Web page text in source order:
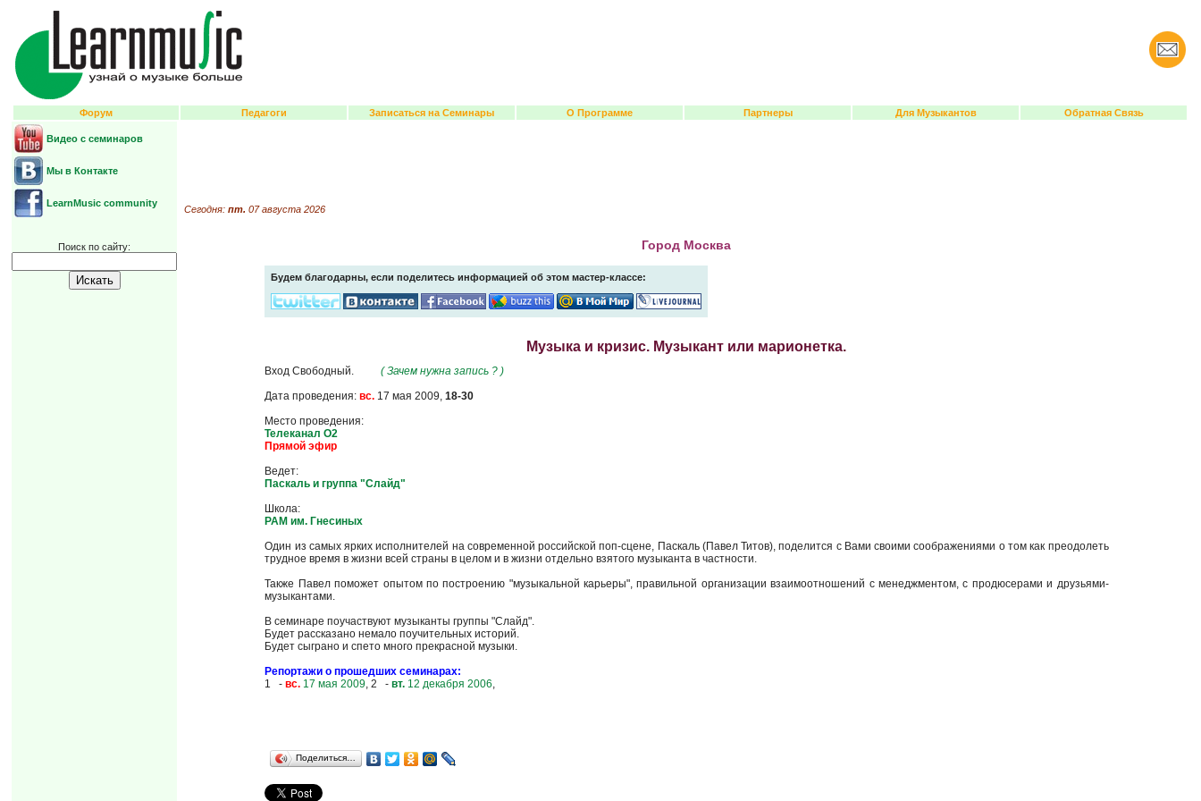
Форум Педагоги Записаться на Семинары О Программе Партнеры Для Музыкантов Обратная Связь
Видео с семинаров
Мы в Контакте
LearnMusic community
Поиск по сайту:
Сегодня:пт. 07 августа 2026
Город Москва
Будем благодарны, если поделитесь информацией об этом мастер-классе:
Музыка и кризис. Музыкант или марионетка.
Вход Свободный.( Зачем нужна запись ? )
Дата проведения:вс. 17 мая 2009,18-30
Место проведения:
Телеканал О2
Прямой эфир
Ведет:
Паскаль и группа "Слайд"
Школа:
РАМ им. Гнесиных
Один из самых ярких исполнителей на современной российской поп-сцене, Паскаль (Павел Титов), поделится с Вами своими соображениями о том как преодолеть
трудное время в жизни всей страны в целом и в жизни отдельно взятого музыканта в частности.
Также Павел поможет опытом по построению "музыкальной карьеры", правильной организации взаимоотношений с менеджментом, с продюсерами и друзьями-
музыкантами.
В семинаре поучаствуют музыканты группы "Слайд".
Будет рассказано немало поучительных историй.
Будет сыграно и спето много прекрасной музыки.
Репортажи о прошедших семинарах:
1 -вс. 17 мая 2009 2 -вт. 12 декабря 2006
Поделиться…